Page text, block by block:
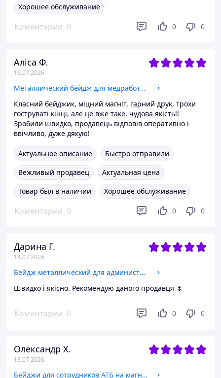
Хорошее обслуживание
Коментарии 0 0 0
Аліса Ф.
16.07.2026
Металлический бейдж для медработников на магните или булавке
Класний бейджик, міцний магніт, гарний друк, трохи
гоструваті кінці, але це вже таке, чудова якість!!
Зробили швидко, продавець відповів оперативно і
ввічливо, дуже дякую!
Актуальное описание
Быстро отправили
Вежливый продавец
Актуальная цена
Товар был в наличии
Хорошее обслуживание
Коментарии 0 0 0
Дарина Г.
14.07.2026
Бейдж металлический для администратора на магните или булавке
Швидко і якісно. Рекомендую даного продавця 🌷
Коментарии 0 0 0
Олександр Х.
13.07.2026
Бейджи для сотрудников АТБ на магните или булавке